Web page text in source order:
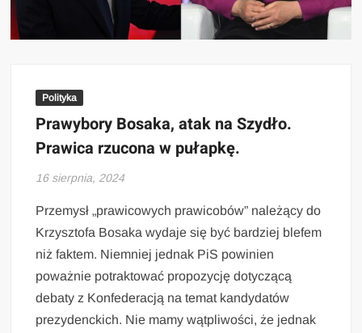
Polityka
Prawybory Bosaka, atak na Szydło.
Prawica rzucona w pułapkę.
16 sierpnia, 2024
Przemysł „prawicowych prawicobów” należący do
Krzysztofa Bosaka wydaje się być bardziej blefem
niż faktem. Niemniej jednak PiS powinien
poważnie potraktować propozycję dotyczącą
debaty z Konfederacją na temat kandydatów
prezydenckich. Nie mamy wątpliwości, że jednak